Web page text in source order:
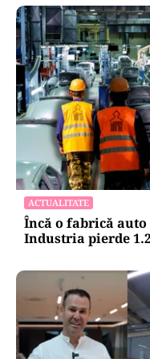
ACTUALITATE
Încă o fabrică
Industria pierde